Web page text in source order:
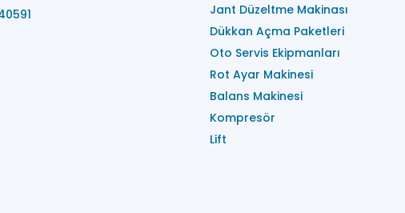
Jant Düzeltme Makinası
Dükkan Açma Paketleri
Oto Servis Ekipmanları
Rot Ayar Makinesi
Balans Makinesi
Kompresör
Lift